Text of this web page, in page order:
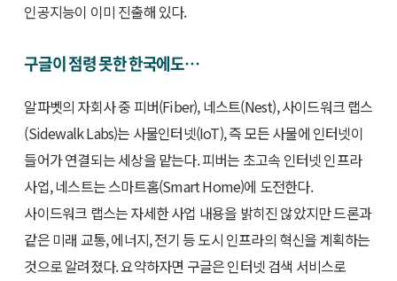
인공지능이 이미 진출해 있다.
구글이 점령 못한 한국에도…
알파벳의 자회사 중 피버(Fiber), 네스트(Nest), 사이드워크 랩스
(Sidewalk Labs)는 사물인터넷(IoT), 즉 모든 사물에 인터넷이
들어가 연결되는 세상을 맡는다. 피버는 초고속 인터넷 인프라
사업, 네스트는 스마트홈(Smart Home)에 도전한다.
사이드워크 랩스는 자세한 사업 내용을 밝히진 않았지만 드론과
같은 미래 교통, 에너지, 전기 등 도시 인프라의 혁신을 계획하는
것으로 알려졌다. 요약하자면 구글은 인터넷 검색 서비스로